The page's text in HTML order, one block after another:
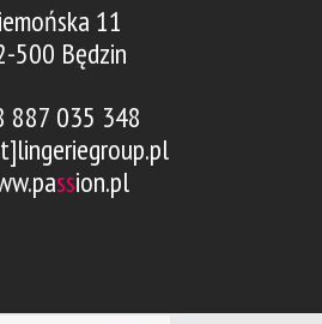
11
500 Będzin
887 035 348
ssion.pl